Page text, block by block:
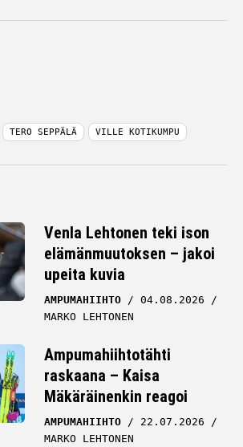
TERO SEPPÄLÄ VILLE KOTIKUMPU
Venla Lehtonen teki ison
elämänmuutoksen – jakoi
upeita kuvia
AMPUMAHIIHTO
04.08.2026
MARKO LEHTONEN
Ampumahiihtotähti
raskaana – Kaisa
Mäkäräinenkin reagoi
AMPUMAHIIHTO
22.07.2026
MARKO LEHTONEN